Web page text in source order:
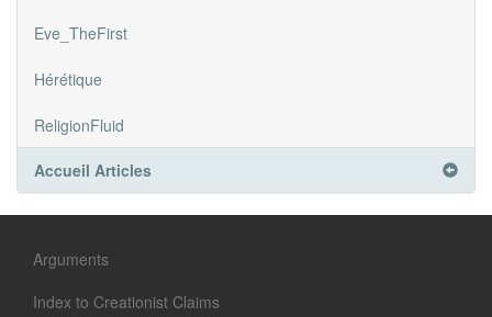
Eve_TheFirst
Hérétique
ReligionFluid
Accueil Articles
Arguments
Index to Creationist Claims